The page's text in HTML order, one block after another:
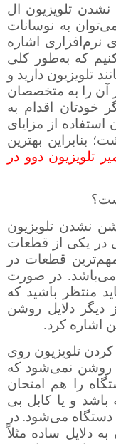
تلویزیون ال
به نوسانات
نرم‌افزاری اشاره
که به‌طور کلی
تلویزیون دارید و
آن را به متخصصان
خودتان اقدام به
استفاده از مزایای
بنابراین بهترین
تلویزیون دوو در
نشدن تلویزیون
در یکی از قطعات
قطعات در
می‌باشد. در صورت
منتظر باشید که
دیگر دلایل روشن
اشاره کرد.
تلویزیون روی
روشن نمی‌شود که
را هم امتحان
و یا کابل بی
دستگاه می‌شود. در
دلایل ساده مثلاً